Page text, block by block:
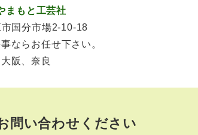
もと工芸社
国分市場2-10-18
ならお任せ下さい。
阪、奈良
問い合わせください